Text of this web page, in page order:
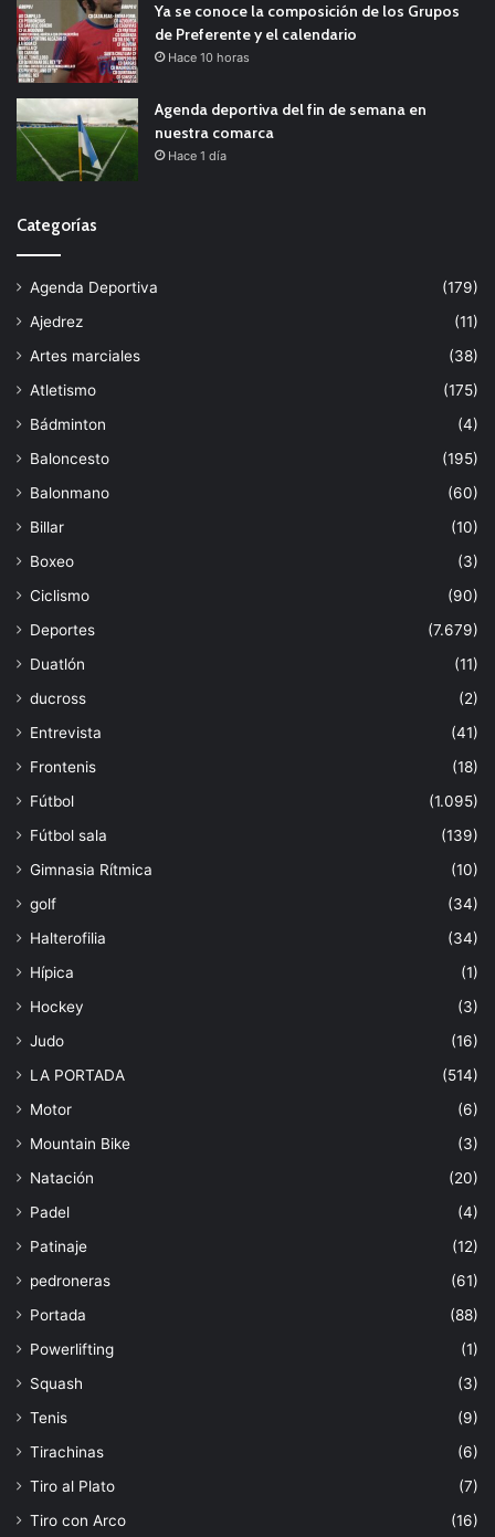
Ya se conoce la composición de los Grupos
de Preferente y el calendario
Hace 10 horas
Agenda deportiva del fin de semana en
nuestra comarca
Hace 1 día
Categorías
Agenda Deportiva
(179)
Ajedrez
(11)
Artes marciales
(38)
Atletismo
(175)
Bádminton
(4)
Baloncesto
(195)
Balonmano
(60)
Billar
(10)
Boxeo
(3)
Ciclismo
(90)
Deportes
(7.679)
Duatlón
(11)
ducross
(2)
Entrevista
(41)
Frontenis
(18)
Fútbol
(1.095)
Fútbol sala
(139)
Gimnasia Rítmica
(10)
golf
(34)
Halterofilia
(34)
Hípica
(1)
Hockey
(3)
Judo
(16)
LA PORTADA
(514)
Motor
(6)
Mountain Bike
(3)
Natación
(20)
Padel
(4)
Patinaje
(12)
pedroneras
(61)
Portada
(88)
Powerlifting
(1)
Squash
(3)
Tenis
(9)
Tirachinas
(6)
Tiro al Plato
(7)
Tiro con Arco
(16)